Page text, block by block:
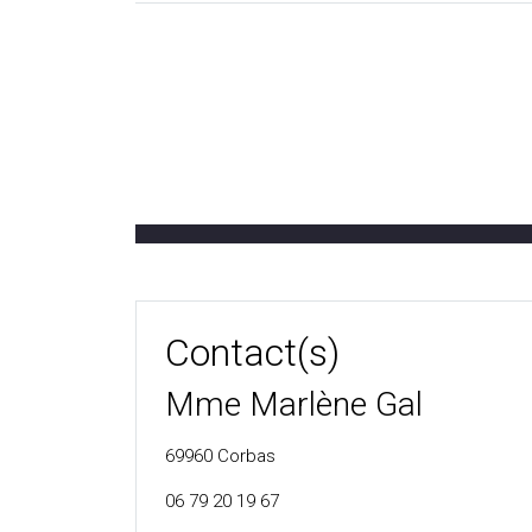
Contact(s)
Mme Marlène Gal
69960 Corbas
06 79 20 19 67